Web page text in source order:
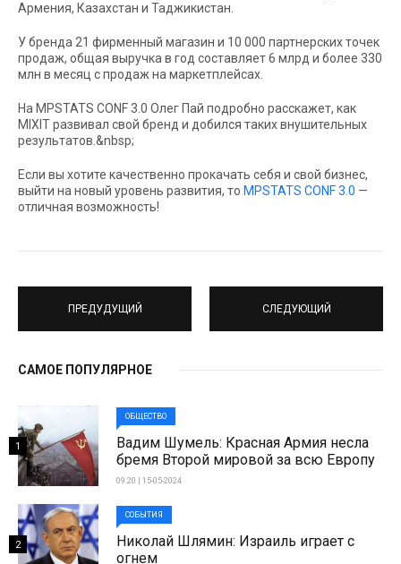
Армения, Казахстан и Таджикистан.
У бренда 21 фирменный магазин и 10 000 партнерских точек
продаж, общая выручка в год составляет 6 млрд и более 330
млн в месяц с продаж на маркетплейсах.
На MPSTATS CONF 3.0 Олег Пай подробно расскажет, как
MIXIT развивал свой бренд и добился таких внушительных
результатов.&nbsp;
Если вы хотите качественно прокачать себя и свой бизнес,
выйти на новый уровень развития, то MPSTATS CONF 3.0 —
отличная возможность!
ПРЕДУДУЩИЙ СЛЕДУЮЩИЙ
САМОЕ ПОПУЛЯРНОЕ
ОБЩЕСТВО
Вадим Шумель: Красная Армия несла
бремя Второй мировой за всю Европу
09:20 | 15-05-2024
1
СОБЫТИЯ
Николай Шлямин: Израиль играет с
огнем
2